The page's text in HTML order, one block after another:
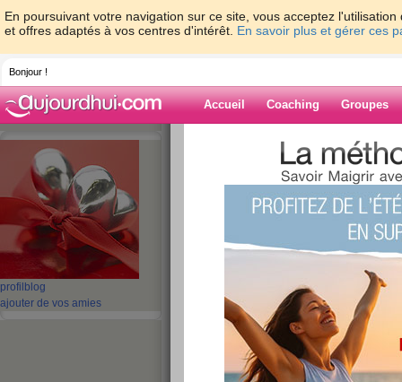
En poursuivant votre navigation sur ce site, vous acceptez
et offres adaptés à vos centres d'intérêt. En savoir plus et gérer ces
Bonjour !
Accueil Coaching Groupes
profil blog
ajouter de vos amies
>
Blog de
1 semaine
publié le 28/07/2007 à 04:05
Bon, mes objectifs cette semaine: ajouter un
un fruit dans lapres midi.... Un autre 500 ml et